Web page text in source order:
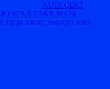
AUDİ ÇEKİ
TAKILMASI
TÜM ARAÇ PROJELERİ